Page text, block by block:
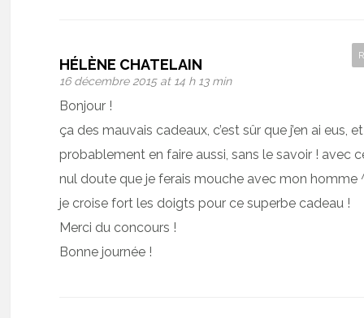
HÉLÈNE CHATELAIN
16 décembre 2015 at 14 h 13 min
Bonjour !
ça des mauvais cadeaux, c’est sûr que j’en ai eus, et
probablement en faire aussi, sans le savoir ! avec
nul doute que je ferais mouche avec mon homme
je croise fort les doigts pour ce superbe cadeau !
Merci du concours !
Bonne journée !